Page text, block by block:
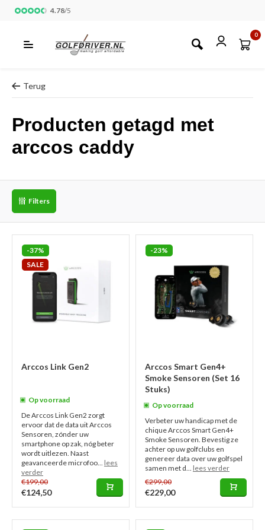
4.78/5
0
Terug
Producten getagd met
arccos caddy
Filters
-37%
SALE
Arccos Link Gen2
Op voorraad
De Arccos Link Gen2 zorgt
ervoor dat de data uit Arccos
Sensoren, zónder uw
smartphone op zak, nóg beter
wordt uitlezen. Naast
geavanceerde microfoo... lees
verder
€199,00
€124,50
-23%
Arccos Smart Gen4+
Smoke Sensoren (Set 16
Stuks)
Op voorraad
Verbeter uw handicap met de
chique Arccos Smart Gen4+
Smoke Sensoren. Bevestig ze
achter op uw golfclubs en
genereer data over uw golfspel
samen met d... lees verder
€299,00
€229,00